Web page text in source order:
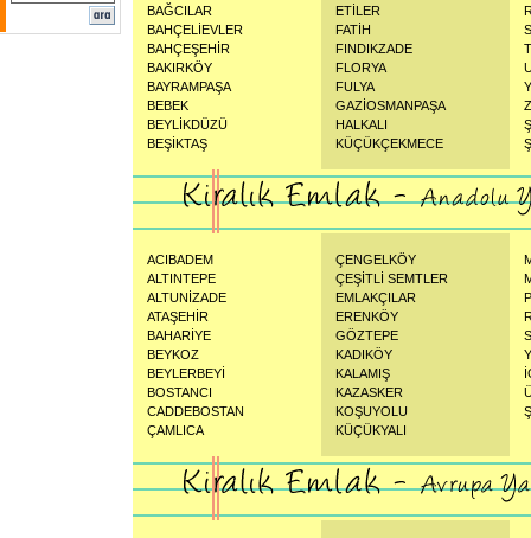
BAĞCILAR
BAHÇELİEVLER
BAHÇEŞEHİR
BAKIRKÖY
BAYRAMPAŞA
BEBEK
BEYLİKDÜZÜ
BEŞİKTAŞ
ETİLER
FATİH
FINDIKZADE
FLORYA
FULYA
GAZİOSMANPAŞA
HALKALI
KÜÇÜKÇEKMECE
ACIBADEM
ALTINTEPE
ALTUNİZADE
ATAŞEHİR
BAHARİYE
BEYKOZ
BEYLERBEYİ
BOSTANCI
CADDEBOSTAN
ÇAMLICA
ÇENGELKÖY
ÇEŞİTLİ SEMTLER
EMLAKÇILAR
ERENKÖY
GÖZTEPE
KADIKÖY
KALAMIŞ
KAZASKER
KOŞUYOLU
KÜÇÜKYALI